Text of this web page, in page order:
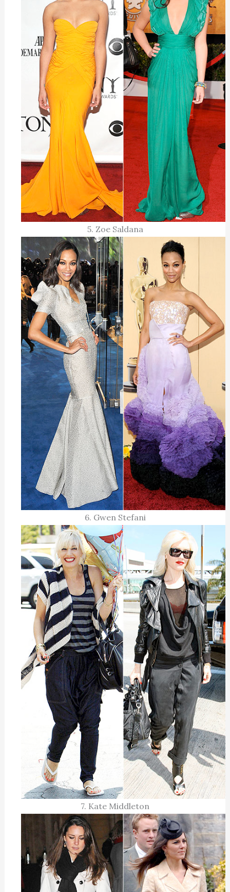
5. Zoe Saldana
6. Gwen Stefani
7. Kate Middleton